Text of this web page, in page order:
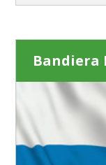
Bandiera